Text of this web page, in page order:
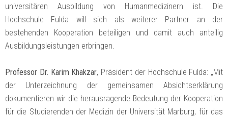
universitären Ausbildung von Humanmedizinern ist. Die
Hochschule Fulda will sich als weiterer Partner an der
bestehenden Kooperation beteiligen und damit auch anteilig
Ausbildungsleistungen erbringen.
Professor Dr. Karim Khakzar, Präsident der Hochschule Fulda: „Mit
der Unterzeichnung der gemeinsamen Absichtserklärung
dokumentieren wir die herausragende Bedeutung der Kooperation
für die Studierenden der Medizin der Universität Marburg, für das